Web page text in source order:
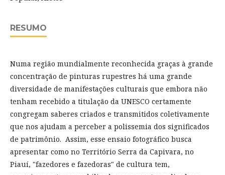
RESUMO
Numa região mundialmente reconhecida graças à grande
concentração de pinturas rupestres há uma grande
diversidade de manifestações culturais que embora não
tenham recebido a titulação da UNESCO certamente
congregam saberes criados e transmitidos coletivamente
que nos ajudam a perceber a polissemia dos significados
de patrimônio. Assim, esse ensaio fotográfico busca
apresentar como no Território Serra da Capivara, no
Piauí, "fazedores e fazedoras" de cultura tem,